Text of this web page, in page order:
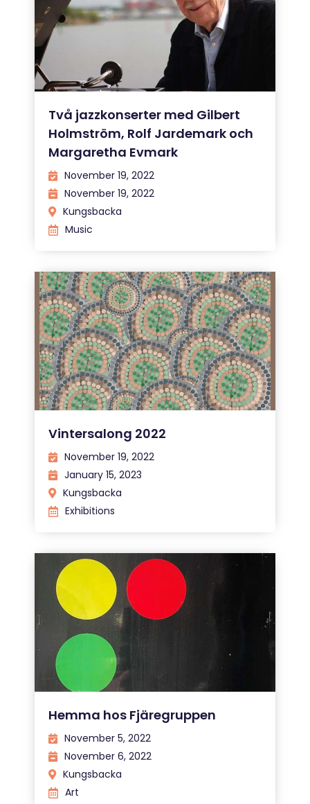
Två jazzkonserter med Gilbert
Holmström, Rolf Jardemark och
Margaretha Evmark
November 19, 2022
November 19, 2022
Kungsbacka
Music
Vintersalong 2022
November 19, 2022
January 15, 2023
Kungsbacka
Exhibitions
Hemma hos Fjäregruppen
November 5, 2022
November 6, 2022
Kungsbacka
Art